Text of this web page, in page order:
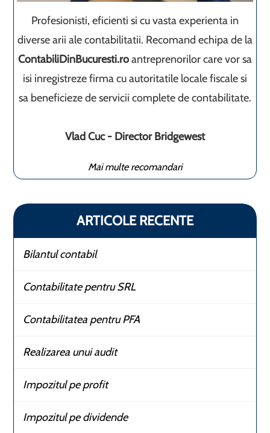
Profesionisti, eficienti si cu vasta experienta in
diverse arii ale contabilitatii. Recomand echipa de la
ContabiliDinBucuresti.roantreprenorilor care vor sa
isi inregistreze firma cu autoritatile locale fiscale si
sa beneficieze de servicii complete de contabilitate.
Vlad Cuc - Director Bridgewest
Mai multe recomandari
ARTICOLE RECENTE
Bilantul contabil
Contabilitate pentru SRL
Contabilitatea pentru PFA
Realizarea unui audit
Impozitul pe profit
Impozitul pe dividende